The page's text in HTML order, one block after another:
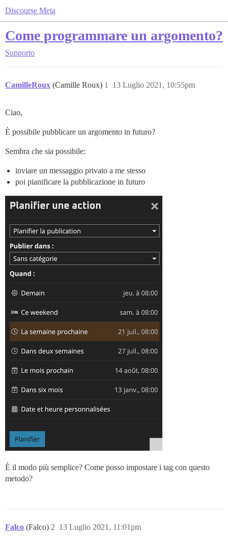
Discourse Meta
Come programmare un argomento?
Supporto
CamilleRoux (Camille Roux) 13 Luglio 2021, 10:55pm
1
Ciao,
È possibile pubblicare un argomento in futuro?
Sembra che sia possibile:
inviare un messaggio privato a me stesso
poi pianificare la pubblicazione in futuro
È il modo più semplice? Come posso impostare i tag con questo
metodo?
Falco (Falco) 13 Luglio 2021, 11:01pm
2